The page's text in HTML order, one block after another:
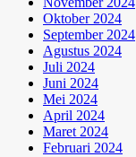
Oktober 2024
September 2024
Agustus 2024
Juli 2024
Juni 2024
Mei 2024
April 2024
Maret 2024
Februari 2024